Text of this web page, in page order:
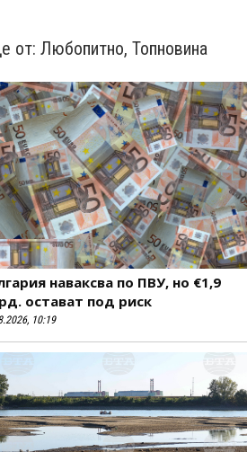
от: Любопитно, Топновина
наваксва по ПВУ, но €1,9
остават под риск
10:19